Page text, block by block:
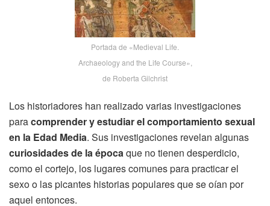
Portada de «Medieval Life.
Archaeology and the Life Course»,
de Roberta Gilchrist
Los historiadores han realizado varias investigaciones
paracomprender y estudiar el comportamiento sexual
en la Edad Media. Sus investigaciones revelan algunas
curiosidades de la épocaque no tienen desperdicio,
como el cortejo, los lugares comunes para practicar el
sexo o las picantes historias populares que se oían por
aquel entonces.